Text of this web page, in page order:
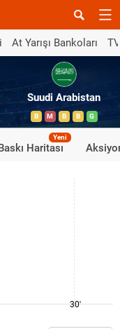
At Yarışı Bankoları
Suudi Arabistan
B M B B G
Haritası
Yeni
30'